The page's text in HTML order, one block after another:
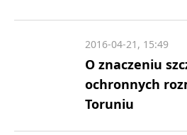
O znaczeniu
ochronnych
Toruniu
2016-04-21, 15:49